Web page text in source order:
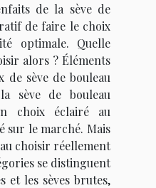
de la sève de
de faire le choix
optimale. Quelle
alors ? Éléments
de sève de bouleau
sève de bouleau
choix éclairé au
sur le marché. Mais
choisir réellement
se distinguent
et les sèves brutes,